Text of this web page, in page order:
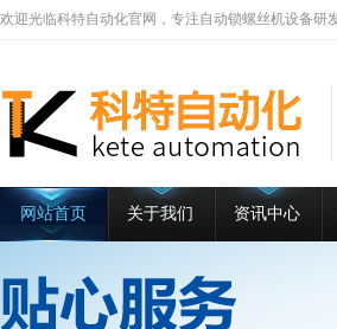
欢迎光临科特自动化官网，专注自动锁螺丝机设备研
网站首页 关于我们 资讯中心